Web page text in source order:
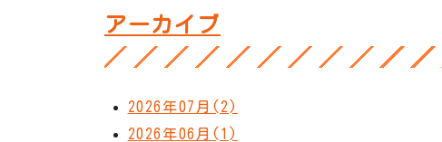
アーカイブ
2026年07月(2)
2026年06月(1)